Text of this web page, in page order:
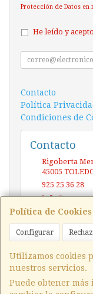
Política de
Configurar
Utilizamos cookies
nuestros servicios.
Puede obtener más
Protección de Datos en
He leído y
Contacto
Política
Condiciones de
Contacto
Rigoberta
45005
925 25 36 28
Horario
10 - 14 / 17 - 20